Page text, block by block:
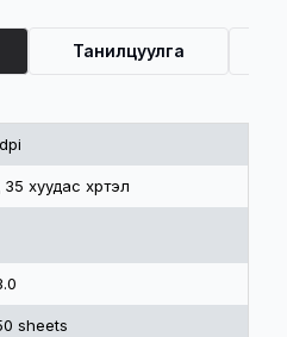
Танилцуулга
хуудас хүртэл
sheets